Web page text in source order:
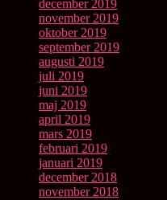
december 2019
november 2019
oktober 2019
september 2019
augusti 2019
juli 2019
juni 2019
maj 2019
april 2019
mars 2019
februari 2019
januari 2019
december 2018
november 2018